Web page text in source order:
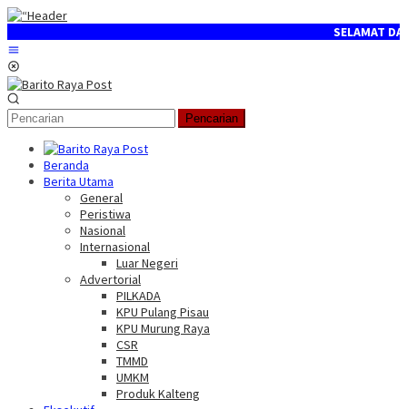
Loncat
konten
SELAMAT
Pencarian
Beranda
Berita Utama
General
Peristiwa
Nasional
Internasional
Luar Negeri
Advertorial
PILKADA
KPU Pulang Pisau
KPU Murung Raya
CSR
TMMD
UMKM
Produk Kalteng